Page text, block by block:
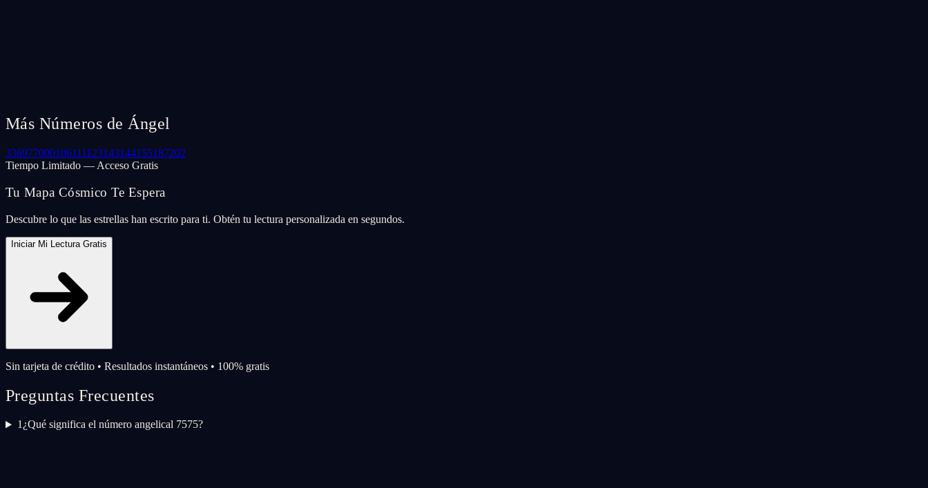
Más Números de Ángel
336977000106111123143144155187202
Tiempo Limitado — Acceso Gratis
Tu Mapa Cósmico Te Espera
Descubre lo que las estrellas han escrito para ti. Obtén tu lectura personalizada en segundos.
Iniciar Mi Lectura Gratis
Sin tarjeta de crédito • Resultados instantáneos • 100% gratis
Preguntas Frecuentes
1¿Qué significa el número angelical 7575?